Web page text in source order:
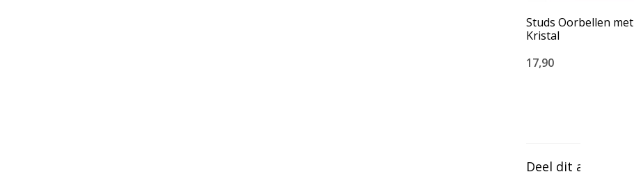
Studs Oorbellen met
Kristal
17,90
Deel dit artikel